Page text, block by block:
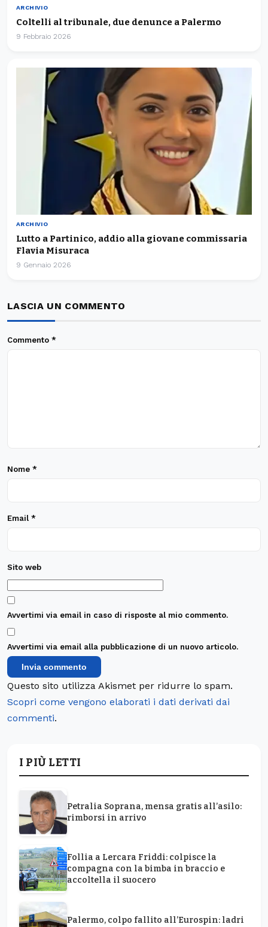
ARCHIVIO
Coltelli al tribunale, due denunce a Palermo
9 Febbraio 2026
ARCHIVIO
Lutto a Partinico, addio alla giovane commissaria
Flavia Misuraca
9 Gennaio 2026
LASCIA UN COMMENTO
Commento *
Nome *
Email *
Sito web
Avvertimi via email in caso di risposte al mio commento.
Avvertimi via email alla pubblicazione di un nuovo articolo.
Questo sito utilizza Akismet per ridurre lo spam.
Scopri come vengono elaborati i dati derivati dai
commenti.
I PIÙ LETTI
Petralia Soprana, mensa gratis all’asilo:
rimborsi in arrivo
Follia a Lercara Friddi: colpisce la
compagna con la bimba in braccio e
accoltella il suocero
Palermo, colpo fallito all’Eurospin: ladri